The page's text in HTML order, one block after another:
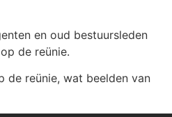
en oud bestuursleden
de reünie.
de reünie, wat beelden van